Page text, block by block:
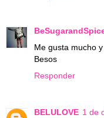
Me gusta mucho
Besos
Responder
BELULOVE 1 de